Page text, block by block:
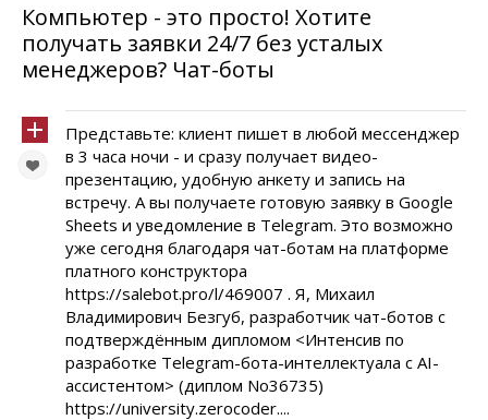
Компьютер - это просто! Хотите
получать заявки 24/7 без усталых
менеджеров? Чат-боты
Представьте: клиент пишет в любой мессенджер
в 3 часа ночи - и сразу получает видео-
презентацию, удобную анкету и запись на
встречу. А вы получаете готовую заявку в Google
Sheets и уведомление в Telegram. Это возможно
уже сегодня благодаря чат-ботам на платформе
платного конструктора
https://salebot.pro/l/469007 . Я, Михаил
Владимирович Безгуб, разработчик чат-ботов с
подтверждённым дипломом <Интенсив по
разработке Telegram-бота-интеллектуала с AI-
ассистентом> (диплом No36735)
https://university.zerocoder....